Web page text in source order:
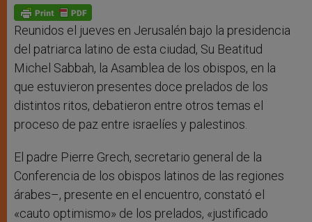
p
p
g
e
r
o
k
Reunidos el jueves en Jerusalén bajo la presidencia
del patriarca latino de esta ciudad, Su Beatitud
Michel Sabbah, la Asamblea de los obispos, en la
que estuvieron presentes doce prelados de los
distintos ritos, debatieron entre otros temas el
proceso de paz entre israelíes y palestinos.
El padre Pierre Grech, secretario general de la
Conferencia de los obispos latinos de las regiones
árabes–, presente en el encuentro, constató el
«cauto optimismo» de los prelados, «justificado